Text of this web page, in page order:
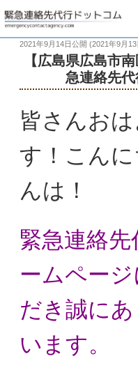
2021年9月14日公開 (2021年9月13
【広島県広島市
急連絡先代
皆さんお
す！こん
んは！
緊急連絡
ームペー
だき 誠に
います。